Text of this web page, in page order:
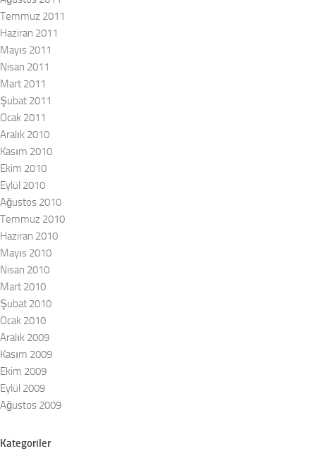
Temmuz 2011
Haziran 2011
Mayıs 2011
Nisan 2011
Mart 2011
Şubat 2011
Ocak 2011
Aralık 2010
Kasım 2010
Ekim 2010
Eylül 2010
Ağustos 2010
Temmuz 2010
Haziran 2010
Mayıs 2010
Nisan 2010
Mart 2010
Şubat 2010
Ocak 2010
Aralık 2009
Kasım 2009
Ekim 2009
Eylül 2009
Ağustos 2009
Kategoriler